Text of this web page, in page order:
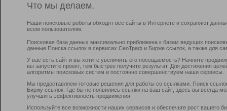
Что мы делаем.
Наши поисковые роботы обходят все сайты в Интернете и сохраняют
всем пользователям.
Поисковая база данных максимально приближена к базам ведущих
данные Поиска ссылок в сервисах СеоТраф и Бирже ссылок, а также для
У вас есть сайт и вы хотите увеличить его посещаемость? Начните
вы запустите проект, тем быстрее получите результат. Для достижения
алгоритмы поисковых систем и постоянно совершенствуем наши сервисы.
Мы предоставляем готовые решения для работы со ссылками: Поиск
Биржу ссылок. Где бы не появились ссылки на ваш сайт, здесь вы всегда
улучшить эффективность продвижения.
Используйте все возможности наших сервисов и обеспечьте рост вашего